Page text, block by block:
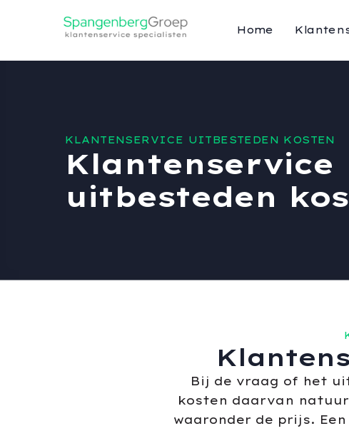
Home
KLANTENSERVICE UITBESTEDEN KOSTEN
Klantenservice
uitbesteden
Bij de vraag of het
kosten daarvan
waaronder de prijs.